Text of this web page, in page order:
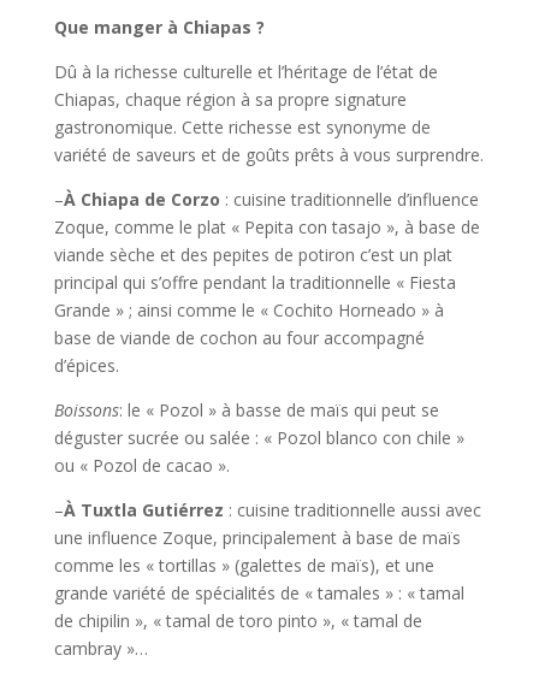
Que manger à Chiapas ?
Dû à la richesse culturelle et l’héritage de l’état de
Chiapas, chaque région à sa propre signature
gastronomique. Cette richesse est synonyme de
variété de saveurs et de goûts prêts à vous surprendre.
–À Chiapa de Corzo : cuisine traditionnelle d’influence
Zoque, comme le plat « Pepita con tasajo », à base de
viande sèche et des pepites de potiron c’est un plat
principal qui s’offre pendant la traditionnelle « Fiesta
Grande » ; ainsi comme le « Cochito Horneado » à
base de viande de cochon au four accompagné
d’épices.
Boissons: le « Pozol » à basse de maïs qui peut se
déguster sucrée ou salée : « Pozol blanco con chile »
ou « Pozol de cacao ».
–À Tuxtla Gutiérrez : cuisine traditionnelle aussi avec
une influence Zoque, principalement à base de maïs
comme les « tortillas » (galettes de maïs), et une
grande variété de spécialités de « tamales » : « tamal
de chipilin », « tamal de toro pinto », « tamal de
cambray »…